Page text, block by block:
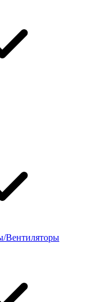
Вентиляторы